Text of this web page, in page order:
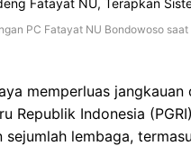
PC Fatayat NU Bondowoso
memperluas
Republik Indonesia
lembaga,